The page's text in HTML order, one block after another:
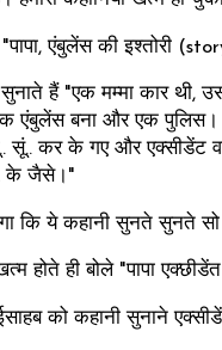
"पापा, एंबुलेंस की इश्तोरी
सुनाते हैं "एक मम्मा कार थी,
एंबुलेंस बना और एक पुलिस।
सूं.. कर के गए और एक्सीडेंट
के जैसे।"
कि ये कहानी सुनते सुनते
होते ही बोले "पापा
को कहानी सुनाने